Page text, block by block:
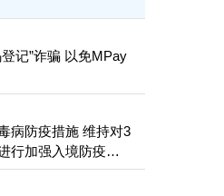
记”诈骗 以免MPay
病防疫措施 维持对3
行加强入境防疫措